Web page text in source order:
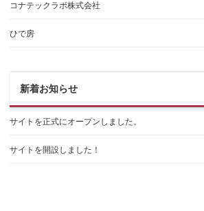
コナテックラボ株式会社
ひで房
新着お知らせ
サイトを正式にオープンしました。
サイトを開設しました！